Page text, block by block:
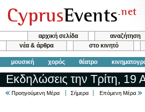
αρχική σελίδα αναζήτηση
νέα & άρθρα
στο κινητό
μουσική χορός θέατρο
Εκδηλώσεις την Τρίτη, 19
Προηγούμενη Μέρα Σήμερα Επόμενη Μέρα